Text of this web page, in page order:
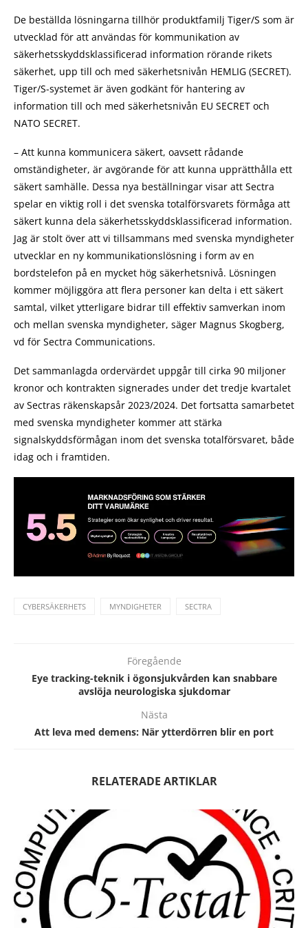
De beställda lösningarna tillhör produktfamilj Tiger/S som är
utvecklad för att användas för kommunikation av
säkerhetsskyddsklassificerad information rörande rikets
säkerhet, upp till och med säkerhetsnivån HEMLIG (SECRET).
Tiger/S-systemet är även godkänt för hantering av
information till och med säkerhetsnivån EU SECRET och
NATO SECRET.
– Att kunna kommunicera säkert, oavsett rådande
omständigheter, är avgörande för att kunna upprätthålla ett
säkert samhälle. Dessa nya beställningar visar att Sectra
spelar en viktig roll i det svenska totalförsvarets förmåga att
säkert kunna dela säkerhetsskyddsklassificerad information.
Jag är stolt över att vi tillsammans med svenska myndigheter
utvecklar en ny kommunikationslösning i form av en
bordstelefon på en mycket hög säkerhetsnivå. Lösningen
kommer möjliggöra att flera personer kan delta i ett säkert
samtal, vilket ytterligare bidrar till effektiv samverkan inom
och mellan svenska myndigheter, säger Magnus Skogberg,
vd för Sectra Communications.
Det sammanlagda ordervärdet uppgår till cirka 90 miljoner
kronor och kontrakten signerades under det tredje kvartalet
av Sectras räkenskapsår 2023/2024. Det fortsatta samarbetet
med svenska myndigheter kommer att stärka
signalskyddsförmågan inom det svenska totalförsvaret, både
idag och i framtiden.
CYBERSÄKERHETS MYNDIGHETER SECTRA
Föregående
Eye tracking-teknik i ögonsjukvården kan snabbare
avslöja neurologiska sjukdomar
Nästa
Att leva med demens: När ytterdörren blir en port
RELATERADE ARTIKLAR